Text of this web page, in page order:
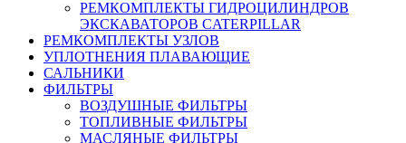
РЕМКОМПЛЕКТЫ ГИДРОЦИЛИНДРОВ
ЭКСКАВАТОРОВ CATERPILLAR
РЕМКОМПЛЕКТЫ УЗЛОВ
УПЛОТНЕНИЯ ПЛАВАЮЩИЕ
САЛЬНИКИ
ФИЛЬТРЫ
ВОЗДУШНЫЕ ФИЛЬТРЫ
ТОПЛИВНЫЕ ФИЛЬТРЫ
МАСЛЯНЫЕ ФИЛЬТРЫ